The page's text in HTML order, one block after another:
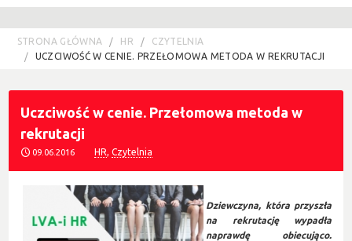
STRONA GŁÓWNA HR
CZYTELNIA
UCZCIWOŚĆ W CENIE. PRZEŁOMOWA METODA W REKRUTACJI
Uczciwość w cenie. Przełomowa metoda w
rekrutacji
09.06.2016 HR,Czytelnia
Dziewczyna, która przyszła
na rekrutację wypadła
naprawdę obiecująco.